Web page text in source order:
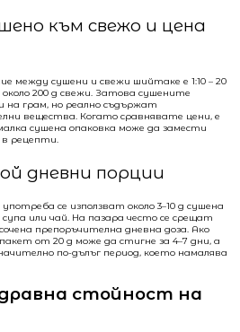
към свежо и цена
между сушени и свежи шийтаке е 1:10 – 20
200 g свежи. Затова сушените
на грам, но реално съдържат
вещества. Когато сравнявате цени, е
сушена опаковка може да замести
в рецепти.
дневни порции
се използват около 3–10 g сушена
или чай. На пазара често се срещат
препоръчителна дневна доза. Ако
от 20 g може да стигне за 4–7 дни, а
по-дълъг период, което намалява
стойност на